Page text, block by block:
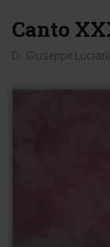
Canto
Di: Giuseppe Luciani